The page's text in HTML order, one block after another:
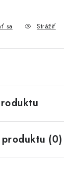
sa Strážiť
(0)